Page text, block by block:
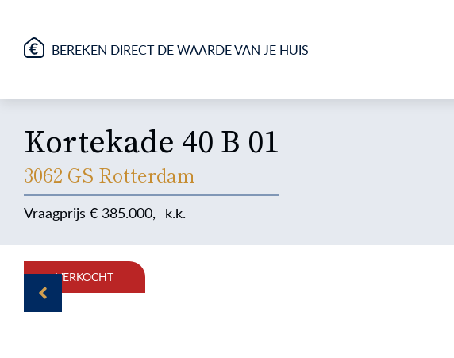
BEREKEN DIRECT DE WAARDE VAN JE HUIS
Kortekade 40 B 01
3062 GS Rotterdam
385.000
VERKOCHT